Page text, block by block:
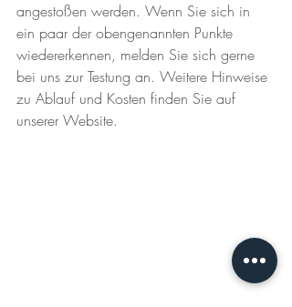
angestoßen werden. Wenn Sie sich in
ein paar der obengenannten Punkte
wiedererkennen, melden Sie sich gerne
bei uns zur Testung an. Weitere Hinweise
zu Ablauf und Kosten finden Sie auf
unserer Website.